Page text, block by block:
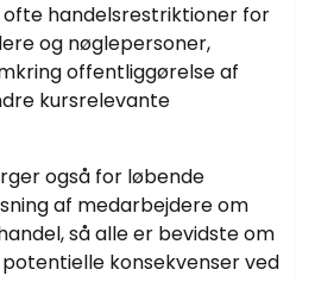
handelsrestriktioner for
og nøglepersoner,
offentliggørelse af
kursrelevante
også for løbende
af medarbejdere om
så alle er bevidste om
konsekvenser ved